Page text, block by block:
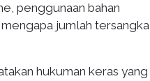
penggunaan bahan
jumlah tersangka
hukuman keras yang